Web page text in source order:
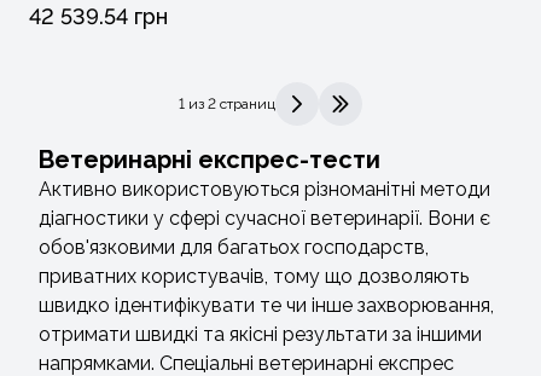
42 539.54 грн
1 из 2 страниц
> >|
Ветеринарні експрес-тести
Активно використовуються різноманітні методи
діагностики у сфері сучасної ветеринарії. Вони є
обов'язковими для багатьох господарств,
приватних користувачів, тому що дозволяють
швидко ідентифікувати те чи інше захворювання,
отримати швидкі та якісні результати за іншими
напрямками. Спеціальні ветеринарні експрес